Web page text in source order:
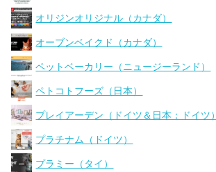
オリジンオリジナル（カナダ）
オーブンベイクド（カナダ）
ペットベーカリー（ニュージーランド）
ペトコトフーズ（日本）
プレイアーデン（ドイツ＆日本：ドイツ）
プラチナム（ドイツ）
プラミー（タイ）